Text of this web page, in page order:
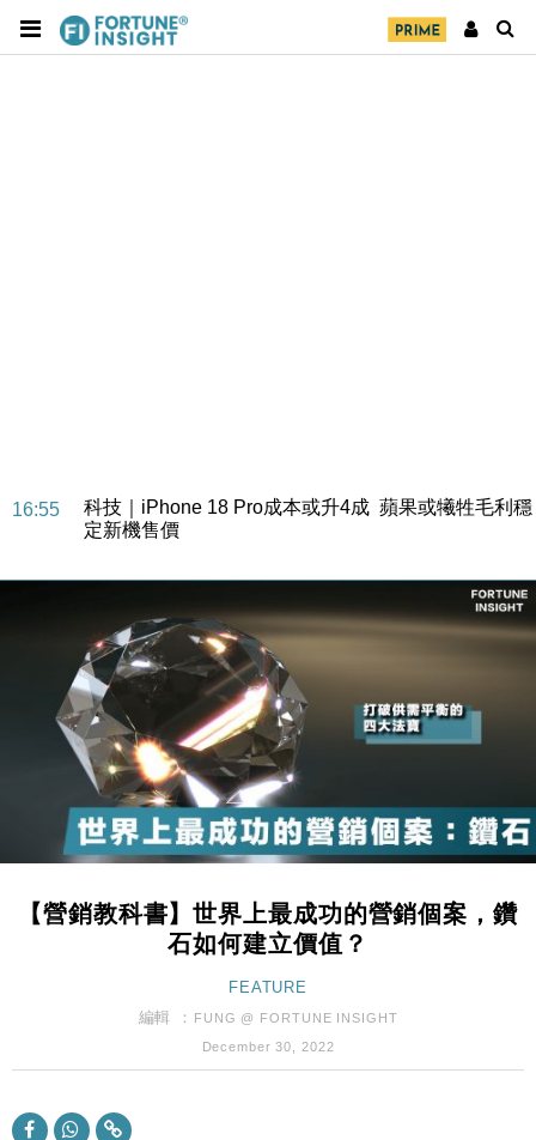
16:55
科技｜iPhone 18 Pro成本或升4成 蘋果或犧牲毛利穩
定新機售價
財經｜大摩削老鋪黃金目標價至505元 惟維持「增
持」評級
本地｜華嫂冰室太子店涉提供失實資料 遭禁申請輸入
勞工一年
中國｜強颱風「白海豚」殘渦北上 上海取消逾900班
機
財經｜華僑銀行上半年淨利創新高 中期息增15%至
47仙
17:33
財經｜滙豐上調香港今年GDP預測至4.5% 看好貿易
16:47
本地｜假冒內地執法人員要求交「保證金」 43歲女子
損失近6900萬元
財經｜日經失守6.5萬點後回穩 全周仍升近2%
經濟｜大摩看淡內房今年表現 削新開工及銷售預測
16:55
定新機售價
【營銷教科書】世界上最成功的營銷個案，鑽
石如何建立價值？
FEATURE
編輯 ：
FUNG @ FORTUNE INSIGHT
December 30, 2022